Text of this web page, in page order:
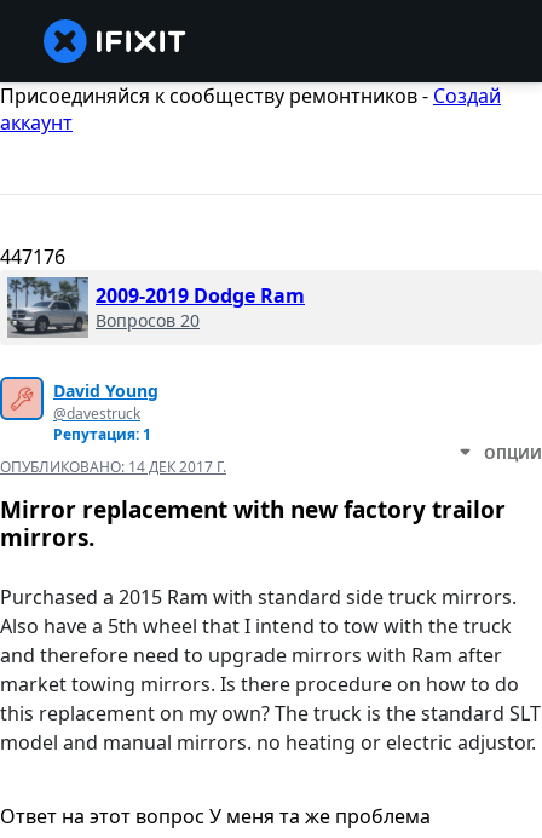
Присоединяйся к сообществу ремонтников - Создай
аккаунт
447176
2009-2019 Dodge Ram
Вопросов 20
David Young
@davestruck
Репутация: 1
ОПУБЛИКОВАНО: 14 ДЕК 2017 Г.
ОПЦИИ
Mirror replacement with new factory trailor
mirrors.
Purchased a 2015 Ram with standard side truck mirrors.
Also have a 5th wheel that I intend to tow with the truck
and therefore need to upgrade mirrors with Ram after
market towing mirrors. Is there procedure on how to do
this replacement on my own? The truck is the standard SLT
model and manual mirrors. no heating or electric adjustor.
Ответ на этот вопрос У меня та же проблема